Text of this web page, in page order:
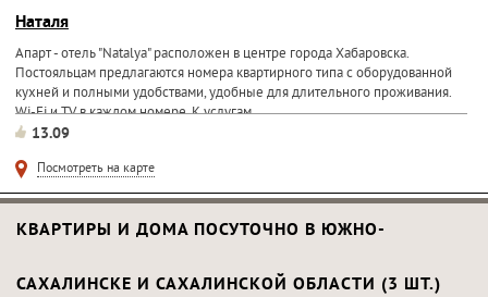
Наталя
Апарт - отель "Natalya" расположен в центре города Хабаровска.
Постояльцам предлагаются номера квартирного типа с оборудованной
кухней и полными удобствами, удобные для длительного проживания.
Wi-Fi и TV в каждом номере. К услугам...
13.09
Посмотреть на карте
КВАРТИРЫ И ДОМА ПОСУТОЧНО В ЮЖНО-
САХАЛИНСКЕ И САХАЛИНСКОЙ ОБЛАСТИ (3 ШТ.)